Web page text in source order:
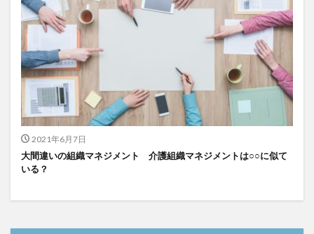
2021年6月7日
大間違いの組織マネジメント 介護組織マネジメントは○○に似て
いる？
ケアデータコネクト ホーム
オリブ園
サービス付き高齢者住宅
サービス責任者
サカナクション
サンクスカード
シーツ
シフト表 ジャイ子
ショートヘアー
スケッター
スタッフ不足
スタッフ定着
ガレリア
ズボン
BPOサービス